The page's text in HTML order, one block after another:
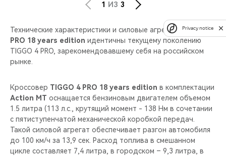
1 ИЗ 3
Технические характеристики и силовые агрегатыTIGGO 4
PRO 18 years edition идентичны текущему поколению
TIGGO 4 PRO, зарекомендовавшему себя на российском
рынке.
Кроссовер TIGGO 4 PRO 18 years edition в комплектации
Action MT оснащается бензиновым двигателем объемом
1.5 литра (113 л.c., крутящий момент - 138 Нм в сочетании
с пятиступенчатой механической коробкой передач.
Такой силовой агрегат обеспечивает разгон автомобиля
до 100 км/ч за 13,9 сек. Расход топлива в смешанном
цикле составляет 7,4 литра, в городском – 9,3 литра, в
Privacy notice